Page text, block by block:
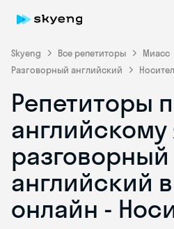
Skyeng Все репетиторы
Миасс
Разговорный английский
Репетиторы
английскому
разговорный
английский
онлайн -
Skyeng Chat